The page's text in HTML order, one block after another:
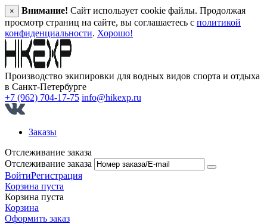
× Внимание! Сайт использует cookie файлы. Продолжая
просмотр страниц на сайте, вы соглашаетесь с политикой
конфиденциальности. Хорошо!
Производство экипировки для водных видов спорта и отдыха
в Санкт‑Петербурге
+7 (962) 704-17-75 info@hikexp.ru
Заказы
Отслеживание заказа
Отслеживание заказа
ВойтиРегистрация
Корзина пуста
Корзина пуста
Корзина
Оформить заказ